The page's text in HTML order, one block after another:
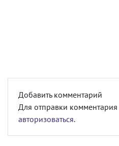
Добавить комментарий
Для отправки
авторизоваться.